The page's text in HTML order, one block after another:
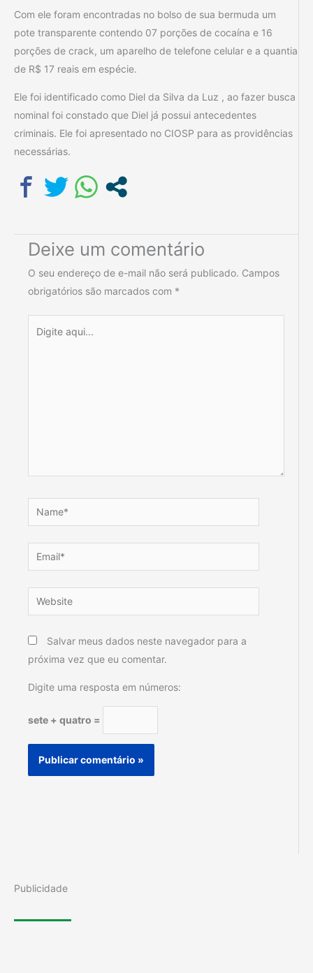
Com ele foram encontradas no bolso de sua bermuda um
pote transparente contendo 07 porções de cocaína e 16
porções de crack, um aparelho de telefone celular e a quantia
de R$ 17 reais em espécie.
Ele foi identificado como Diel da Silva da Luz , ao fazer busca
nominal foi constado que Diel já possui antecedentes
criminais. Ele foi apresentado no CIOSP para as providências
necessárias.
Deixe um comentário
O seu endereço de e-mail não será publicado. Campos
obrigatórios são marcados com *
aqui...
Name*
Email*
Website
Salvar meus dados neste navegador para a
próxima vez que eu comentar.
Digite uma resposta em números:
sete + quatro =
Publicidade